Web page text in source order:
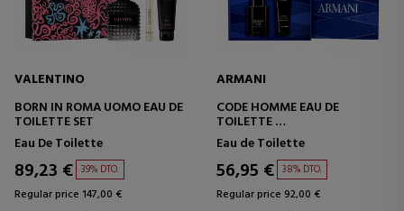
VALENTINO
BORN IN ROMA UOMO EAU DE
TOILETTE SET
Eau De Toilette
89,23 € 39% DTO.
Regular price 147,00 €
ARMANI
CODE HOMME EAU DE
TOILETTE
SET
Eau de Toilette
56,95 € 38% DTO.
Regular price 92,00 €